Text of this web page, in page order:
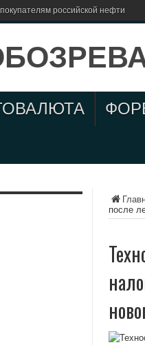
российской нефти
после